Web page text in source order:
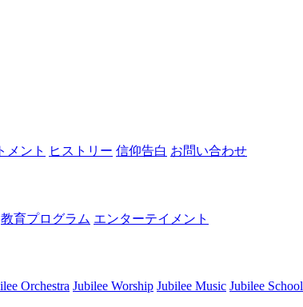
メント ヒストリー 信仰告白 お問い合わせ
教育プログラム エンターテイメント
Orchestra Jubilee Worship Jubilee Music Jubilee School